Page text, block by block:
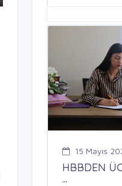
15 Mayıs
HBBDEN
...